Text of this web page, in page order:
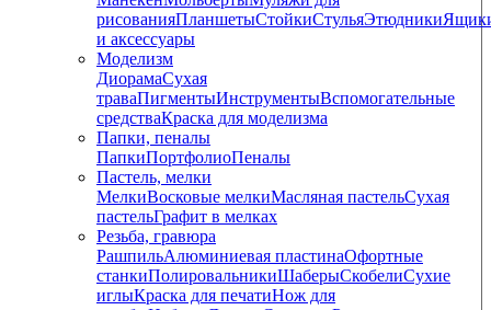
рисованияПланшетыСтойкиСтульяЭтюдники
и аксессуары
Моделизм
ДиорамаСухая
траваПигментыИнструментыВспомогательные
средстваКраска для моделизма
Папки, пеналы
ПапкиПортфолиоПеналы
Пастель, мелки
МелкиВосковые мелкиМасляная пастельСухая
пастельГрафит в мелках
Резьба, гравюра
РашпильАлюминиевая пластинаОфортные
станкиПолировальникиШаберыСкобелиСухие
иглыКраска для печатиНож для